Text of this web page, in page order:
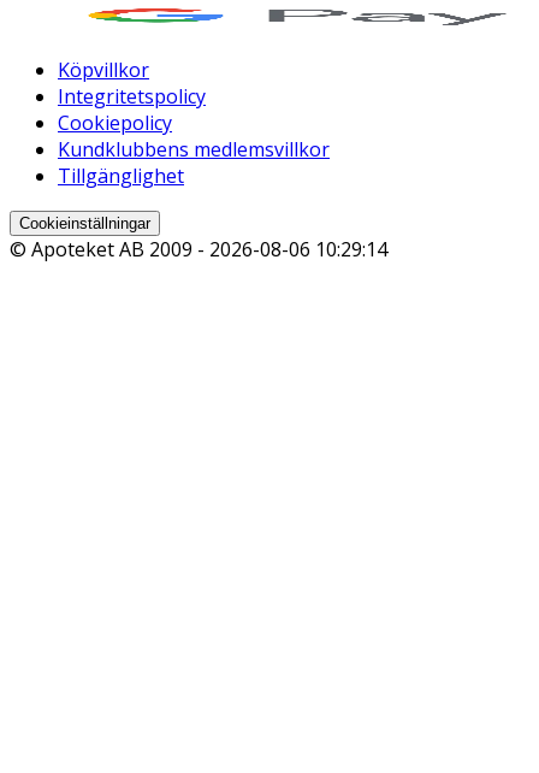
Köpvillkor
Integritetspolicy
Cookiepolicy
Kundklubbens medlemsvillkor
Tillgänglighet
Cookieinställningar
© Apoteket AB 2009 - 2026-08-06 10:29:14